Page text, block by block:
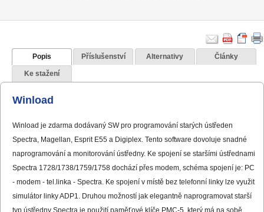
Popis Příslušenství Alternativy Články
Ke stažení
Winload
Winload je zdarma dodávaný SW pro programování starých ústředen
Spectra, Magellan, Esprit E55 a Digiplex. Tento software dovoluje snadné
naprogramování a monitorování ústředny. Ke spojení se staršími ústřednami
Spectra 1728/1738/1759/1758 dochází přes modem, schéma spojení je: PC
- modem - tel.linka - Spectra. Ke spojení v místě bez telefonní linky lze využit
simulátor linky ADP1. Druhou možností jak elegantně naprogramovat starší
typ ústředny Spectra je použití paměťové klíče PMC-5, který má na sobě